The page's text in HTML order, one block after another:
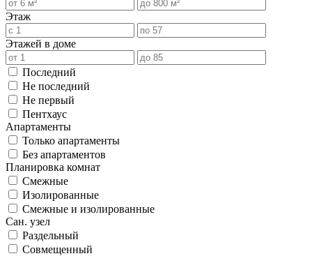
Этаж
Этажей в доме
Последний
Не последний
Не первый
Пентхаус
Апартаменты
Только апартаменты
Без апартаментов
Планировка комнат
Смежные
Изолированные
Смежные и изолированные
Сан. узел
Раздельный
Совмещенный